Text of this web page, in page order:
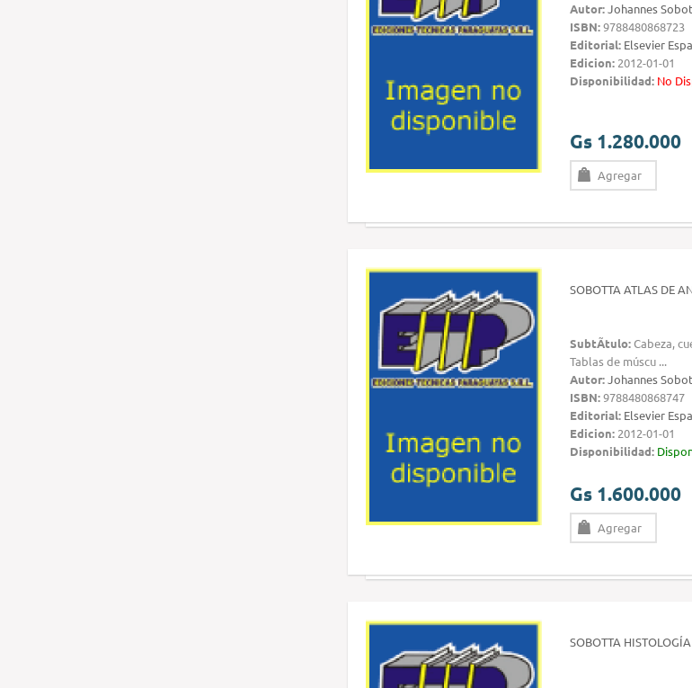
Autor:Johannes
ISBN:9788480868723
Editorial: Elsevier
Edicion: 2012-01-01
Disponibilidad: No
Gs 1.280.000
Agregar
SOBOTTA ATLAS DE
SubtÃ­tulo:Cabeza,
Tablas de múscu ...
Autor:Johannes
ISBN:9788480868747
Editorial: Elsevier
Edicion: 2012-01-01
Disponibilidad:
Gs 1.600.000
Agregar
SOBOTTA HISTOLOGÍA